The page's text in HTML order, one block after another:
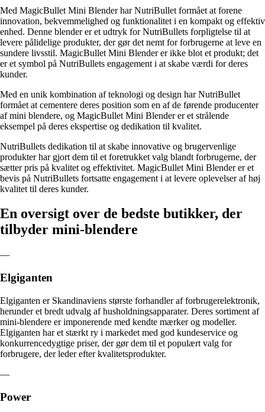
Med MagicBullet Mini Blender har NutriBullet formået at forene
innovation, bekvemmelighed og funktionalitet i en kompakt og effektiv
enhed. Denne blender er et udtryk for NutriBullets forpligtelse til at
levere pålidelige produkter, der gør det nemt for forbrugerne at leve en
sundere livsstil. MagicBullet Mini Blender er ikke blot et produkt; det
er et symbol på NutriBullets engagement i at skabe værdi for deres
kunder.
Med en unik kombination af teknologi og design har NutriBullet
formået at cementere deres position som en af de førende producenter
af mini blendere, og MagicBullet Mini Blender er et strålende
eksempel på deres ekspertise og dedikation til kvalitet.
NutriBullets dedikation til at skabe innovative og brugervenlige
produkter har gjort dem til et foretrukket valg blandt forbrugerne, der
sætter pris på kvalitet og effektivitet. MagicBullet Mini Blender er et
bevis på NutriBullets fortsatte engagement i at levere oplevelser af høj
kvalitet til deres kunder.
En oversigt over de bedste butikker, der
tilbyder mini-blendere
—
Elgiganten
Elgiganten er Skandinaviens største forhandler af forbrugerelektronik,
herunder et bredt udvalg af husholdningsapparater. Deres sortiment af
mini-blendere er imponerende med kendte mærker og modeller.
Elgiganten har et stærkt ry i markedet med god kundeservice og
konkurrencedygtige priser, der gør dem til et populært valg for
forbrugere, der leder efter kvalitetsprodukter.
—
Power